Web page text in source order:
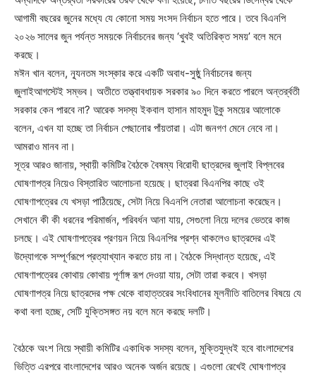
আগামী বছরের জুনের মধ্যে যে কোনো সময় সংসদ নির্বাচন হতে পারে। তবে বিএনপি
২০২৬ সালের জুন পর্যন্ত সময়কে নির্বাচনের জন্য ‘খুবই অতিরিক্ত সময়’ বলে মনে
করছে।
মঈন খান বলেন, ন্যূনতম সংস্কার করে একটি অবাধ-সুষ্ঠু নির্বাচনের জন্য
জুলাইআগস্টেই সম্ভব। অতীতে তত্ত্বাবধায়ক সরকার ৯০ দিনে করতে পারলে অন্তর্র্বতী
সরকার কেন পারবে না? আরেক সদস্য ইকবাল হাসান মাহমুদ টুকু সময়ের আলোকে
বলেন, এখন যা হচ্ছে তা নির্বাচন পেছানোর পাঁয়তারা। এটা জনগণ মেনে নেবে না।
আমরাও মানব না।
সূত্র আরও জানায়, স্থায়ী কমিটির বৈঠকে বৈষম্য বিরোধী ছাত্রদের জুলাই বিপ্লবের
ঘোষণাপত্র নিয়েও বিস্তারিত আলোচনা হয়েছে। ছাত্ররা বিএনপির কাছে ওই
ঘোষণাপত্রের যে খসড়া পাঠিয়েছে, সেটা নিয়ে বিএনপি নেতারা আলোচনা করেছেন।
সেখানে কী কী ধরনের পরিমার্জন, পরিবর্ধন আনা যায়, সেগুলো নিয়ে দলের ভেতরে কাজ
চলছে। এই ঘোষণাপত্রের প্রণয়ন নিয়ে বিএনপির প্রশ্ন থাকলেও ছাত্রদের এই
উদ্যোগকে সম্পূর্ণরূপে প্রত্যাখ্যান করতে চায় না। বৈঠকে সিদ্ধান্ত হয়েছে, এই
ঘোষণাপত্রের কোথায় কোথায় পূর্ণাঙ্গ রূপ দেওয়া যায়, সেটা তারা করবে। খসড়া
ঘোষণাপত্র নিয়ে ছাত্রদের পক্ষ থেকে বাহাত্তরের সংবিধানের মূলনীতি বাতিলের বিষয়ে যে
কথা বলা হচ্ছে, সেটি যুক্তিসঙ্গত নয় বলে মনে করছে দলটি।
বৈঠকে অংশ নিয়ে স্থায়ী কমিটির একাধিক সদস্য বলেন, মুক্তিযুদ্ধই হবে বাংলাদেশের
ভিত্তি এরপরে বাংলাদেশের আরও অনেক অর্জন রয়েছে। এগুলো রেখেই ঘোষণাপত্র